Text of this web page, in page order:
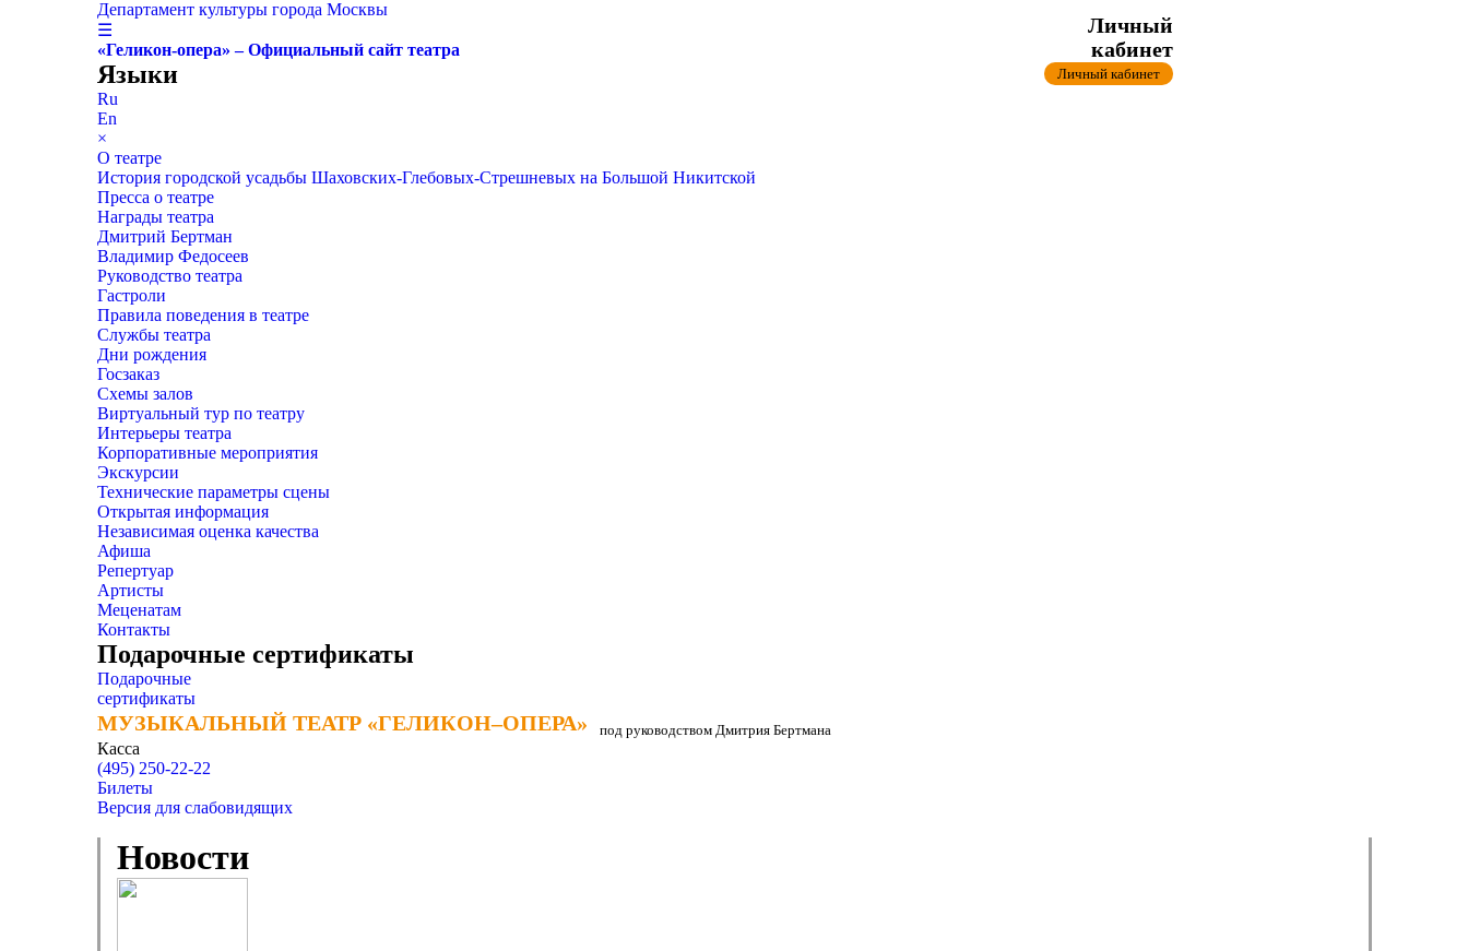
Департамент культуры города Москвы
☰
«Геликон-опера» – Официальный сайт театра
Языки
Ru
En
×
О театре
История городской усадьбы Шаховских-Глебовых-Стрешневых на Большой Никитской
Пресса о театре
Награды театра
Дмитрий Бертман
Владимир Федосеев
Руководство театра
Гастроли
Правила поведения в театре
Службы театра
Дни рождения
Госзаказ
Схемы залов
Виртуальный тур по театру
Интерьеры театра
Корпоративные мероприятия
Экскурсии
Технические параметры сцены
Открытая информация
Независимая оценка качества
Афиша
Репертуар
Артисты
Меценатам
Контакты
Подарочные сертификаты
Подарочные
сертификаты
МУЗЫКАЛЬНЫЙ ТЕАТР «ГЕЛИКОН–ОПЕРА»
МУЗЫКАЛЬНЫЙ ТЕАТР «ГЕЛИКОН–ОПЕРА» под руководством Дмитрия Бертмана
Касса
(495) 250-22-22
Личный
кабинет
Личный кабинет
Билеты
Версия для слабовидящих
Новости